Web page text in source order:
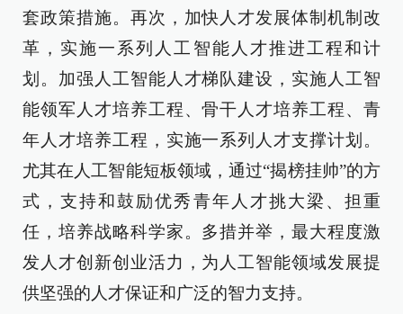
套政策措施。再次，加快人才发展体制机制改
革，实施一系列人工智能人才推进工程和计
划。加强人工智能人才梯队建设，实施人工智
能领军人才培养工程、骨干人才培养工程、青
年人才培养工程，实施一系列人才支撑计划。
尤其在人工智能短板领域，通过“揭榜挂帅”的方
式，支持和鼓励优秀青年人才挑大梁、担重
任，培养战略科学家。多措并举，最大程度激
发人才创新创业活力，为人工智能领域发展提
供坚强的人才保证和广泛的智力支持。